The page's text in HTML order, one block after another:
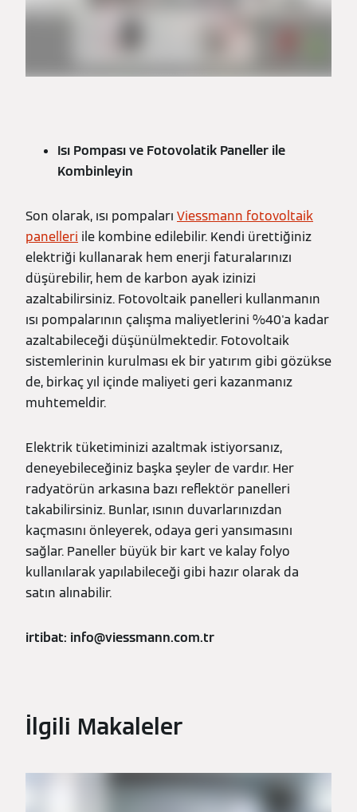
Isı Pompası ve Fotovolatik Paneller ile
Kombinleyin
Son olarak, ısı pompaları Viessmann fotovoltaik
panelleri ile kombine edilebilir. Kendi ürettiğiniz
elektriği kullanarak hem enerji faturalarınızı
düşürebilir, hem de karbon ayak izinizi
azaltabilirsiniz. Fotovoltaik panelleri kullanmanın
ısı pompalarının çalışma maliyetlerini %40'a kadar
azaltabileceği düşünülmektedir. Fotovoltaik
sistemlerinin kurulması ek bir yatırım gibi gözükse
de, birkaç yıl içinde maliyeti geri kazanmanız
muhtemeldir.
Elektrik tüketiminizi azaltmak istiyorsanız,
deneyebileceğiniz başka şeyler de vardır. Her
radyatörün arkasına bazı reflektör panelleri
takabilirsiniz. Bunlar, ısının duvarlarınızdan
kaçmasını önleyerek, odaya geri yansımasını
sağlar. Paneller büyük bir kart ve kalay folyo
kullanılarak yapılabileceği gibi hazır olarak da
satın alınabilir.
irtibat: info@viessmann.com.tr
İlgili Makaleler